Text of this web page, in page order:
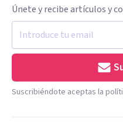
Únete y recibe artículos y
Suscribiéndote aceptas la